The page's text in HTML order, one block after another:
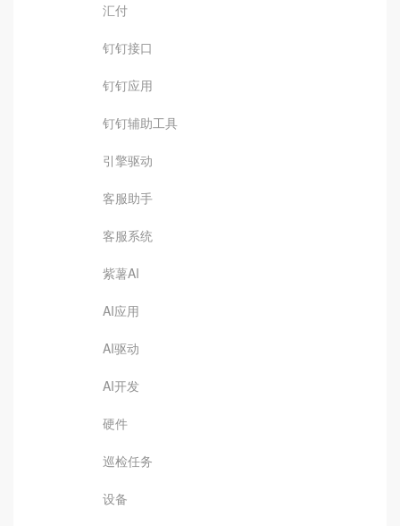
汇付
钉钉接口
钉钉应用
钉钉辅助工具
引擎驱动
客服助手
客服系统
紫薯AI
AI应用
AI驱动
AI开发
硬件
巡检任务
设备